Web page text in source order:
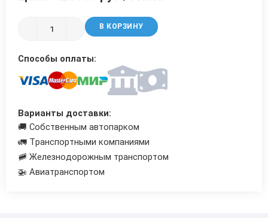
В КОРЗИНУ
Способы оплаты:
Варианты доставки:
🚚 Собственным автопарком
🚛 Транспортными компаниями
🚞 Железнодорожным транспортом
🚁 Авиатранспортом
Трубы в ВУС изоляции